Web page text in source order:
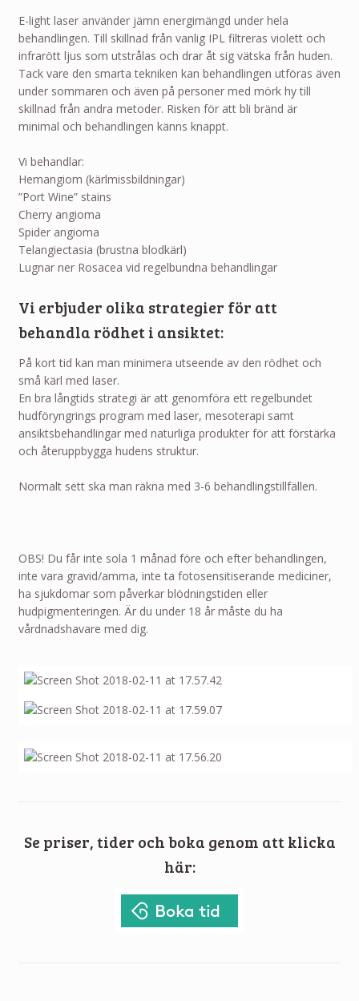
E-light laser använder jämn energimängd under hela
behandlingen. Till skillnad från vanlig IPL filtreras violett och
infrarött ljus som utstrålas och drar åt sig vätska från huden.
Tack vare den smarta tekniken kan behandlingen utföras även
under sommaren och även på personer med mörk hy till
skillnad från andra metoder. Risken för att bli bränd är
minimal och behandlingen känns knappt.
Vi behandlar:
Hemangiom (kärlmissbildningar)
”Port Wine” stains
Cherry angioma
Spider angioma
Telangiectasia (brustna blodkärl)
Lugnar ner Rosacea vid regelbundna behandlingar
Vi erbjuder olika strategier för att
behandla rödhet i ansiktet:
På kort tid kan man minimera utseende av den rödhet och
små kärl med laser.
En bra långtids strategi är att genomföra ett regelbundet
hudföryngrings program med laser, mesoterapi samt
ansiktsbehandlingar med naturliga produkter för att förstärka
och återuppbygga hudens struktur.
Normalt sett ska man räkna med 3-6 behandlingstillfällen.
OBS! Du får inte sola 1 månad före och efter behandlingen,
inte vara gravid/amma, inte ta fotosensitiserande mediciner,
ha sjukdomar som påverkar blödningstiden eller
hudpigmenteringen. Är du under 18 år måste du ha
vårdnadshavare med dig.
Se priser, tider och boka genom att klicka
här: